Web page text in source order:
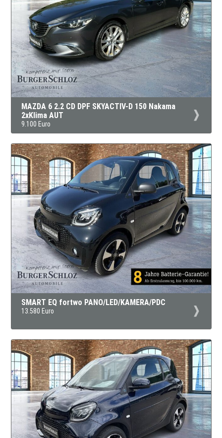
MAZDA 6 2.2 CD DPF SKYACTIV-D 150 Nakama
2xKlima AUT
9.100 Euro
SMART EQ fortwo PANO/LED/KAMERA/PDC
13.580 Euro